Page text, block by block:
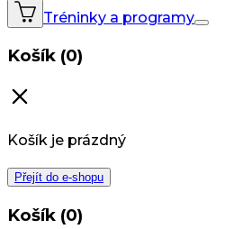
Tréninky a programy
Košík (0)
Košík je prázdný
Přejít do e-shopu
Košík (0)